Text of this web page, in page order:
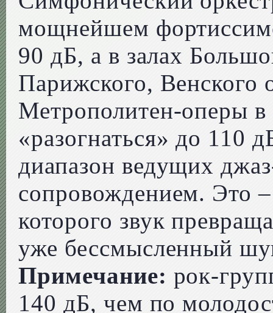
мощнейшем
90 дБ, а в залах
Парижского, Венского
Метрополитен-оперы
«разогнаться» до 110
диапазон ведущих
сопровождением. Это
которого звук
уже бессмысленный
Примечание: рок-
140 дБ, чем по